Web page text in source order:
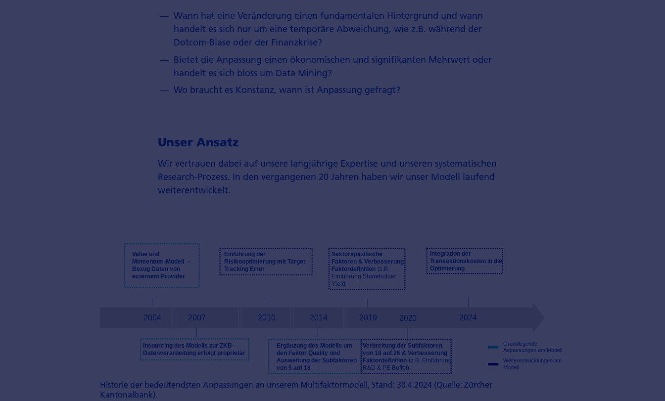
Wann hat eine Veränderung einen fundamentalen Hintergrund und wann
handelt es sich nur um eine temporäre Abweichung, wie z.B. während der
Dotcom-Blase oder der Finanzkrise?
Bietet die Anpassung einen ökonomischen und signifikanten Mehrwert oder
handelt es sich bloss um Data Mining?
Wo braucht es Konstanz, wann ist Anpassung gefragt?
Unser Ansatz
Wir vertrauen dabei auf unsere langjährige Expertise und unseren systematischen
Research-Prozess. In den vergangenen 20 Jahren haben wir unser Modell laufend
weiterentwickelt.
Historie der bedeutendsten Anpassungen an unserem Multifaktormodell, Stand: 30.4.2024 (Quelle: Zürcher
Kantonalbank).